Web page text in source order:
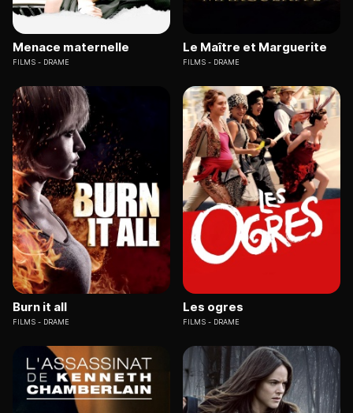
Menace maternelle
FILMS DRAME
Le Maître et Marguerite
FILMS DRAME
Burn it all
FILMS DRAME
Les ogres
FILMS DRAME